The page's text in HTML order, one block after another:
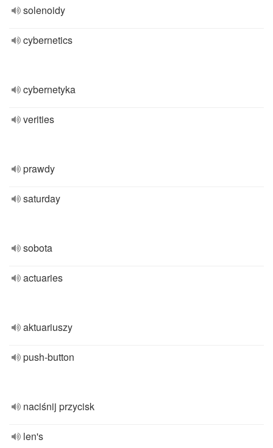
solenoidy
cybernetics
cybernetyka
verities
prawdy
saturday
sobota
actuaries
aktuariuszy
push-button
naciśnij przycisk
len's